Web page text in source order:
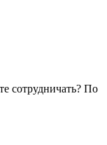
сотрудничать? По